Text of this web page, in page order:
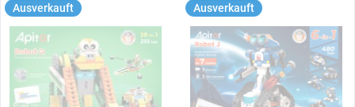
Ausverkauft Ausverkauft